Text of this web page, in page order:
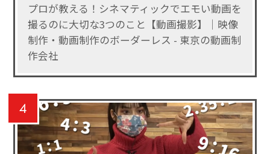
プロが教える！シネマティックでエモい動画を
撮るのに大切な3つのこと【動画撮影】｜映像
制作・動画制作のボーダーレス - 東京の動画制
作会社
4